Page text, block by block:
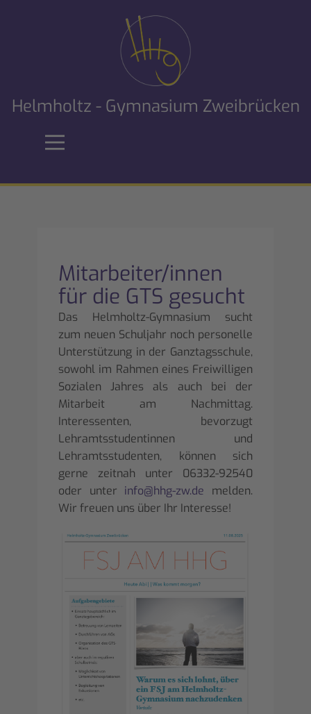
Helmholtz - Gymnasium Zweibrücken
Mitarbeiter/innen
für die GTS gesucht
Das Helmholtz-Gymnasium sucht
zum neuen Schuljahr noch personelle
Unterstützung in der Ganztagsschule,
sowohl im Rahmen eines Freiwilligen
Sozialen Jahres als auch bei der
Mitarbeit am Nachmittag.
Interessenten, bevorzugt
Lehramtsstudentinnen und
Lehramtsstudenten, können sich
gerne zeitnah unter 06332-92540
oder unter info@hhg-zw.de melden.
Wir freuen uns über Ihr Interesse!